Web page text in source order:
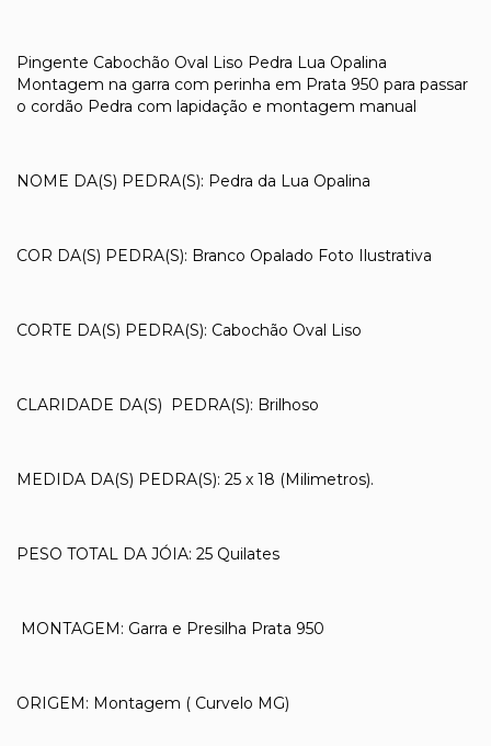
Pingente Cabochão Oval Liso Pedra Lua Opalina
Montagem na garra com perinha em Prata 950 para passar
o cordão Pedra com lapidação e montagem manual
NOME DA(S) PEDRA(S): Pedra da Lua Opalina
COR DA(S) PEDRA(S): Branco Opalado Foto Ilustrativa
CORTE DA(S) PEDRA(S): Cabochão Oval Liso
CLARIDADE DA(S) PEDRA(S): Brilhoso
MEDIDA DA(S) PEDRA(S): 25 x 18 (Milimetros).
PESO TOTAL DA JÓIA: 25 Quilates
MONTAGEM: Garra e Presilha Prata 950
ORIGEM: Montagem ( Curvelo MG)